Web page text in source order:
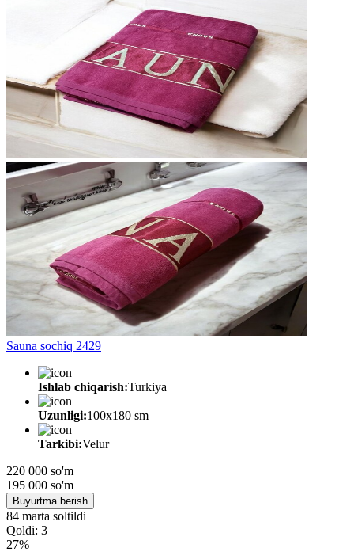
Sauna sochiq 2429
Ishlab chiqarish:Turkiya
Uzunligi:100x180 sm
Tarkibi:Velur
220 000 so'm
195 000 so'm
Buyurtma berish
84 marta soltildi
Qoldi: 3
27%